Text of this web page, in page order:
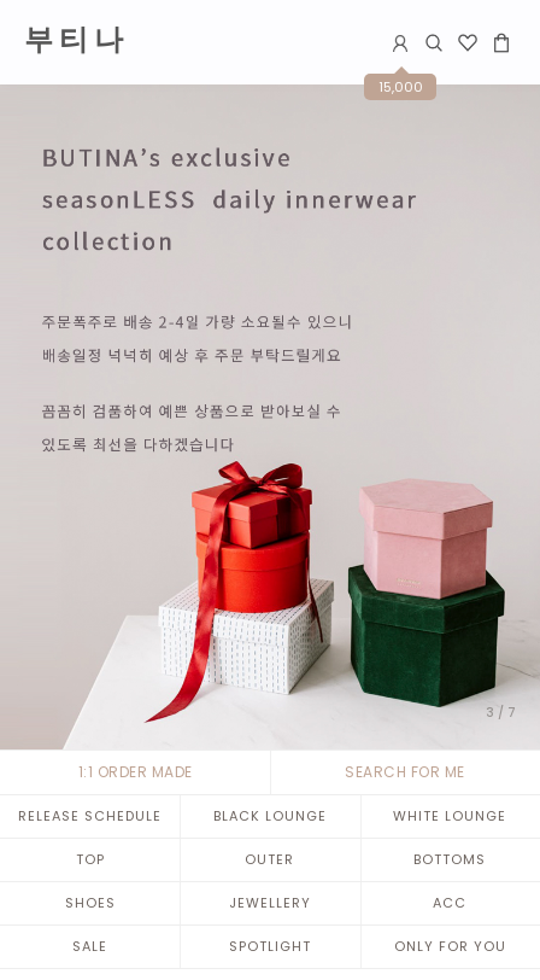
부 티 나
15,000
4 / 7
1:1 ORDER MADE SEARCH FOR ME
RELEASE SCHEDULE BLACK LOUNGE WHITE LOUNGE
TOP OUTER BOTTOMS
SHOES JEWELLERY ACC
SALE SPOTLIGHT ONLY FOR YOU